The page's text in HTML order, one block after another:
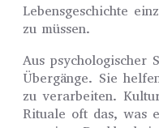
Lebensgeschichte
zu müssen.
Aus psychologischer
Übergänge. Sie
zu verarbeiten.
Rituale oft das, was